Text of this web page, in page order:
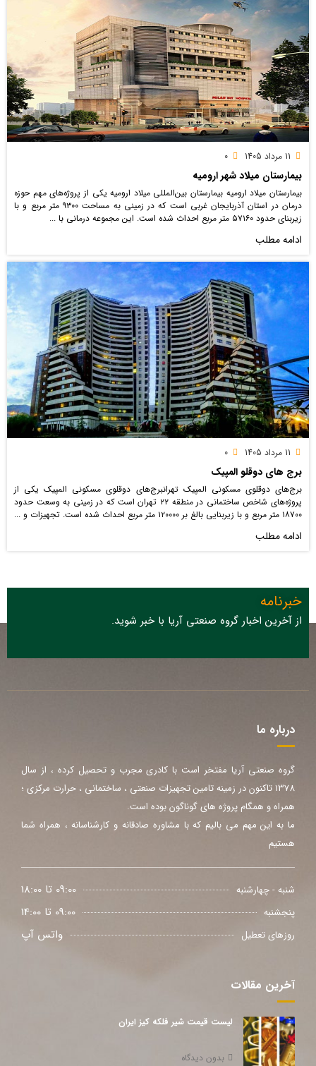
بیمارستان میلاد شهر ارومیه
بیمارستان میلاد ارومیه بیمارستان بین‌المللی میلاد ارومیه یکی از پروژه‌های مهم حوزه
درمان در استان آذربایجان غربی است که در زمینی به مساحت ۹۳۰۰ متر مربع و با
زیربنای حدود ۵۷۱۶۰ متر مربع احداث شده است. این مجموعه درمانی با ...
ادامه مطلب
برج های دوقلو المپیک
برج‌های دوقلوی مسکونی المپیک تهرانبرج‌های دوقلوی مسکونی المپیک یکی از
پروژه‌های شاخص ساختمانی در منطقه ۲۲ تهران است که در زمینی به وسعت حدود
۱۸۷۰۰ متر مربع و با زیربنایی بالغ بر ۱۲۰۰۰۰ متر مربع احداث شده است. تجهیزات و ...
ادامه مطلب
خبرنامه
از آخرین اخبار گروه صنعتی آریا با خبر شوید.
درباره ما
گروه صنعتی آریا مفتخر است با کادری مجرب و تحصیل کرده ، از سال
1378 تاکنون در زمینه تامین تجهیزات صنعتی ، ساختمانی ، حرارت مرکزی ؛
همراه و همگام پروژه های گوناگون بوده است.
ما به این مهم می بالیم که با مشاوره صادقانه و کارشناسانه ، همراه شما
هستیم
شنبه - چهارشنبه 09:00 تا 18:00
پنجشنبه 09:00 تا 14:00
روزهای تعطیل واتس آپ
آخرین مقالات
لیست قیمت شیر فلکه کیز ایران
بدون دیدگاه